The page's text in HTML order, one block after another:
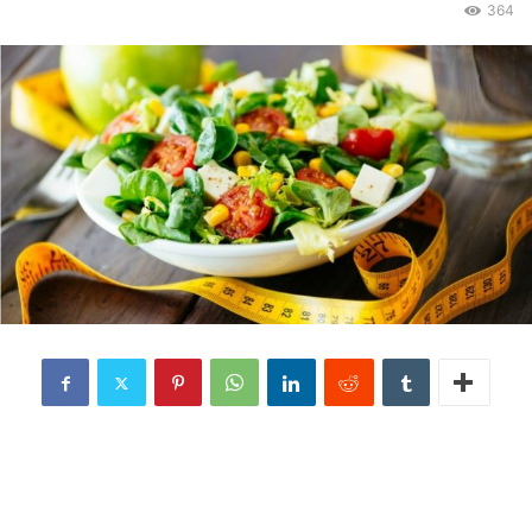
364